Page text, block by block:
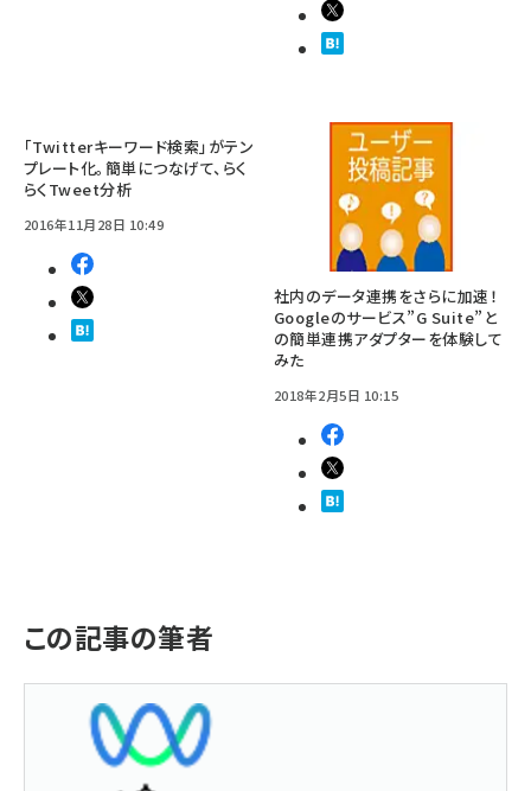
「Twitterキーワード検索」がテン
プレート化。簡単につなげて、らく
らくTweet分析
2016年11月28日 10:49
社内のデータ連携をさらに加速！
Googleのサービス”G Suite”と
の簡単連携アダプターを体験して
みた
2018年2月5日 10:15
この記事の筆者